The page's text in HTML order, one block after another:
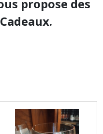
propose des